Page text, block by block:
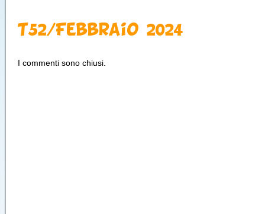
T52/Febbraio 2024
I commenti sono chiusi.